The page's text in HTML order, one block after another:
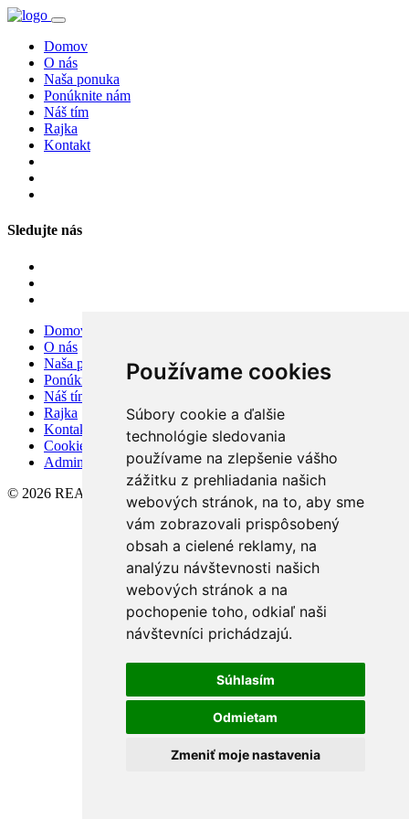
Používame cookies
Súbory cookie a ďalšie
technológie sledovania
používame na zlepšenie vášho
zážitku z prehliadania našich
webových stránok, na to, aby sme
vám zobrazovali prispôsobený
obsah a cielené reklamy, na
analýzu návštevnosti našich
webových stránok a na
pochopenie toho, odkiaľ naši
návštevníci prichádzajú.
Súhlasím
Odmietam
Zmeniť moje nastavenia
Domov
O nás
Naša ponuka
Ponúknite nám
Náš tím
Rajka
Kontakt
Sledujte nás
Domov
O nás
Naša ponuka
Ponúknite nám
Náš tím
Rajka
Kontakt
Cookies
Admin
© 2026 REALITYCITY s. r. o.